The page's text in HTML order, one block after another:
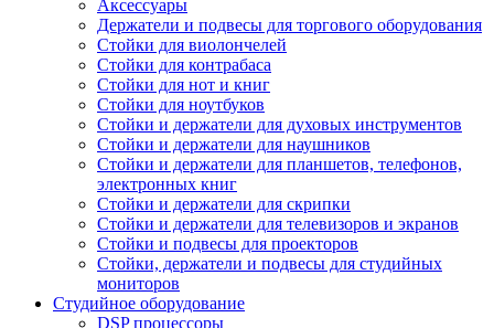
Аксессуары
Держатели и подвесы для торгового оборудования
Стойки для виолончелей
Стойки для контрабаса
Стойки для нот и книг
Стойки для ноутбуков
Стойки и держатели для духовых инструментов
Стойки и держатели для наушников
Стойки и держатели для планшетов, телефонов,
электронных книг
Стойки и держатели для скрипки
Стойки и держатели для телевизоров и экранов
Стойки и подвесы для проекторов
Стойки, держатели и подвесы для студийных
мониторов
Студийное оборудование
DSP процессоры